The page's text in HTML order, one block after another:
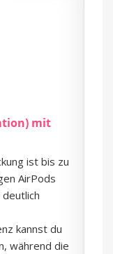
​​​​​​​mit
ist bis zu
AirPods
kannst du
während die